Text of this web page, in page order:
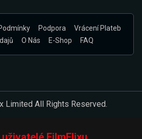
Podpora
Vrácení Plateb
O Nás E-Shop FAQ
Limited All Rights Reserved.